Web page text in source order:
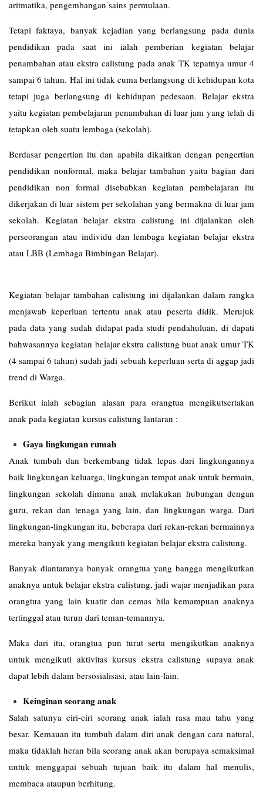
aritmatika, pengembangan sains permulaan.
Tetapi faktaya, banyak kejadian yang berlangsung pada dunia
pendidikan pada saat ini ialah pemberian kegiatan belajar
penambahan atau ekstra calistung pada anak TK tepatnya umur 4
sampai 6 tahun. Hal ini tidak cuma berlangsung di kehidupan kota
tetapi juga berlangsung di kehidupan pedesaan. Belajar ekstra
yaitu kegiatan pembelajaran penambahan di luar jam yang telah di
tetapkan oleh suatu lembaga (sekolah).
Berdasar pengertian itu dan apabila dikaitkan dengan pengertian
pendidikan nonformal, maka belajar tambahan yaitu bagian dari
pendidikan non formal disebabkan kegiatan pembelajaran itu
dikerjakan di luar sistem per sekolahan yang bermakna di luar jam
sekolah. Kegiatan belajar ekstra calistung ini dijalankan oleh
perseorangan atau individu dan lembaga kegiatan belajar ekstra
atau LBB (Lembaga Bimbingan Belajar).
Kegiatan belajar tambahan calistung ini dijalankan dalam rangka
menjawab keperluan tertentu anak atau peserta didik. Merujuk
pada data yang sudah didapat pada studi pendahuluan, di dapati
bahwasannya kegiatan belajar ekstra calistung buat anak umur TK
(4 sampai 6 tahun) sudah jadi sebuah keperluan serta di aggap jadi
trend di Warga.
Berikut ialah sebagian alasan para orangtua mengikutsertakan
anak pada kegiatan kursus calistung lantaran :
Gaya lingkungan rumah
Anak tumbuh dan berkembang tidak lepas dari lingkungannya
baik lingkungan keluarga, lingkungan tempat anak untuk bermain,
lingkungan sekolah dimana anak melakukan hubungan dengan
guru, rekan dan tenaga yang lain, dan lingkungan warga. Dari
lingkungan-lingkungan itu, beberapa dari rekan-rekan bermainnya
mereka banyak yang mengikuti kegiatan belajar ekstra calistung.
Banyak diantaranya banyak orangtua yang bangga mengikutkan
anaknya untuk belajar ekstra calistung, jadi wajar menjadikan para
orangtua yang lain kuatir dan cemas bila kemampuan anaknya
tertinggal atau turun dari teman-temannya.
Maka dari itu, orangtua pun turut serta mengikutkan anaknya
untuk mengikuti aktivitas kursus ekstra calistung supaya anak
dapat lebih dalam bersosialisasi, atau lain-lain.
Keinginan seorang anak
Salah satunya ciri-ciri seorang anak ialah rasa mau tahu yang
besar. Kemauan itu tumbuh dalam diri anak dengan cara natural,
maka tidaklah heran bila seorang anak akan berupaya semaksimal
untuk menggapai sebuah tujuan baik itu dalam hal menulis,
membaca ataupun berhitung.